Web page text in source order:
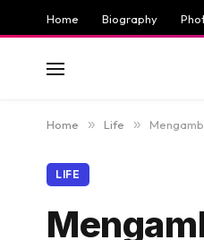
Home Biography
Home » Life »
LIFE